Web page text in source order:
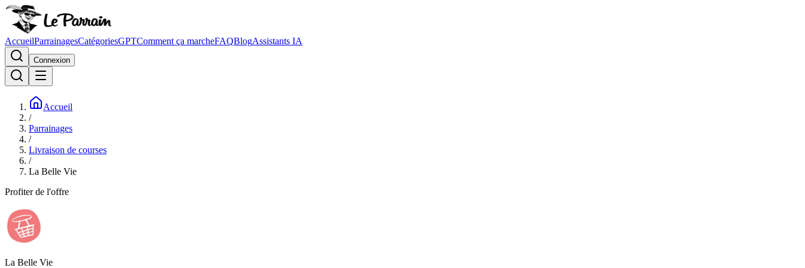
AccueilParrainagesCatégoriesGPTComment ça marcheFAQBlogAssistants IA
Connexion
Accueil
/
Parrainages
/
Livraison de courses
/
La Belle Vie
Profiter de l'offre
La Belle Vie